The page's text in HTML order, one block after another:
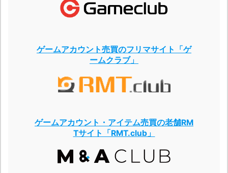
ゲームアカウント売買のフリマサイト「ゲ
ームクラブ」
ゲームアカウント・アイテム売買の老舗RM
Tサイト「RMT.club」